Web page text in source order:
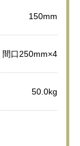
150mm
間口250mm×4
50.0kg